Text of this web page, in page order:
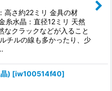
高さ約22ミリ 金具の材
糸水晶：直径12ミリ 天然
なクラックなどが入ること
チルの線も多かったり、少
) [iw100514f40]